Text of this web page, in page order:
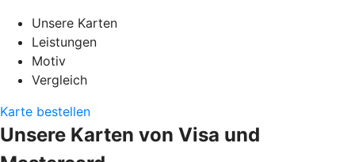
Unsere Karten
Leistungen
Motiv
Vergleich
Karte bestellen
Unsere Karten von Visa und